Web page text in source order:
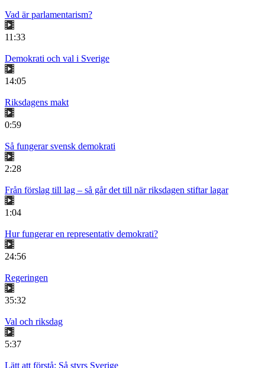
Vad är parlamentarism?
11:33
Demokrati och val i Sverige
14:05
Riksdagens makt
0:59
Så fungerar svensk demokrati
2:28
Från förslag till lag – så går det till när riksdagen stiftar lagar
1:04
Hur fungerar en representativ demokrati?
24:56
Regeringen
35:32
Val och riksdag
5:37
Lätt att förstå: Så styrs Sverige